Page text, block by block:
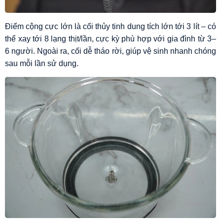
Điểm cộng cực lớn là cối thủy tinh dung tích lớn tới 3 lít – có
thể xay tới 8 lạng thịt/lần, cực kỳ phù hợp với gia đình từ 3–
6 người. Ngoài ra, cối dễ tháo rời, giúp vệ sinh nhanh chóng
sau mỗi lần sử dụng.